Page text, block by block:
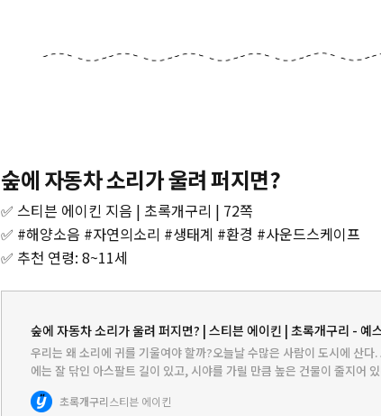
숲에 자동차 소리가 울려 퍼지면?
✅ 스티븐 에이킨 지음 | 초록개구리 | 72쪽
✅ #해양소음 #자연의소리 #생태계 #환경 #사운드스케이프
✅ 추천 연령: 8~11세
숲에 자동차 소리가 울려 퍼지면? | 스티븐 에이킨 | 초록개구리 - 예
우리는 왜 소리에 귀를 기울여야 할까?오늘날 수많은 사람이 도시에 산다.
에는 잘 닦인 아스팔트 길이 있고, 시야를 가릴 만큼 높은 건물이 줄지어
침부터 밤까지 사람들은 사람이 만든 기계와 기술에 의존해 살아간다. 그렇
사람 또한 거대한 지구…
초록개구리스티븐 에이킨